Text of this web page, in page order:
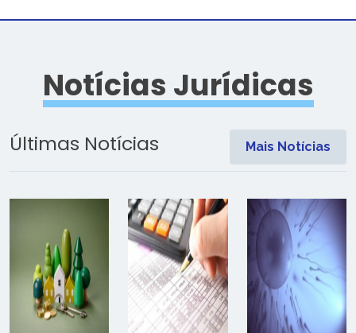
Notícias Jurídicas
Últimas Notícias Mais Notícias